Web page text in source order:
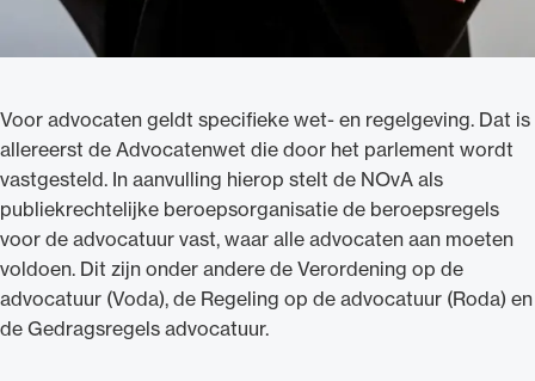
Voor advocaten geldt specifieke wet- en regelgeving. Dat is
allereerst de Advocatenwet die door het parlement wordt
vastgesteld. In aanvulling hierop stelt de NOvA als
publiekrechtelijke beroepsorganisatie de beroepsregels
voor de advocatuur vast, waar alle advocaten aan moeten
voldoen. Dit zijn onder andere de Verordening op de
advocatuur (Voda), de Regeling op de advocatuur (Roda) en
de Gedragsregels advocatuur.
Alle wet- en regelgeving voor de advocatuur.
Van de Advocatenwet tot de Verordening op
advocatuur (Roda).